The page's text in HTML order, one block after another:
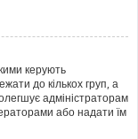
керують
до кількох груп, а
адміністраторам
або надати їм